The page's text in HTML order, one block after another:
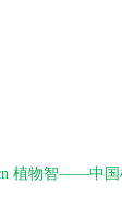
植物智——中国